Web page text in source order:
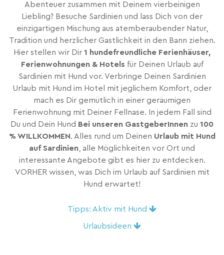
Abenteuer zusammen mit Deinem vierbeinigen
Liebling? Besuche Sardinien und lass Dich von der
einzigartigen Mischung aus atemberaubender Natur,
Tradition und herzlicher Gastlichkeit in den Bann ziehen.
Hier stellen wir Dir 1 hundefreundliche Ferienhäuser,
Ferienwohnungen & Hotels für Deinen Urlaub auf
Sardinien mit Hund vor. Verbringe Deinen Sardinien
Urlaub mit Hund im Hotel mit jeglichem Komfort, oder
mach es Dir gemütlich in einer geräumigen
Ferienwohnung mit Deiner Fellnase. In jedem Fall sind
Du und Dein Hund Bei unseren GastgeberInnen zu 100
% WILLKOMMEN. Alles rund um Deinen Urlaub mit Hund
auf Sardinien, alle Möglichkeiten vor Ort und
interessante Angebote gibt es hier zu entdecken.
VORHER wissen, was Dich im Urlaub auf Sardinien mit
Hund erwartet!
Tipps: Aktiv mit Hund
Urlaubsideen